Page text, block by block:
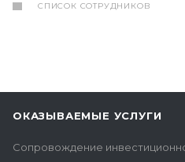
СПИСОК СОТРУДНИКОВ
ОКАЗЫВАЕМЫЕ УСЛУГИ
Сопровождение